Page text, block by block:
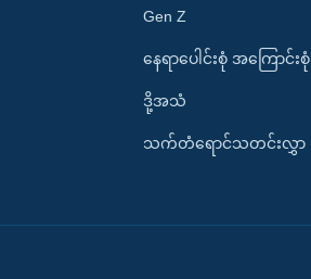
Gen Z
နေရာပေါင်းစုံ အကြောင်းစုံ
ဒို့အသံ
သက်တံရောင်သတင်းလွှာ